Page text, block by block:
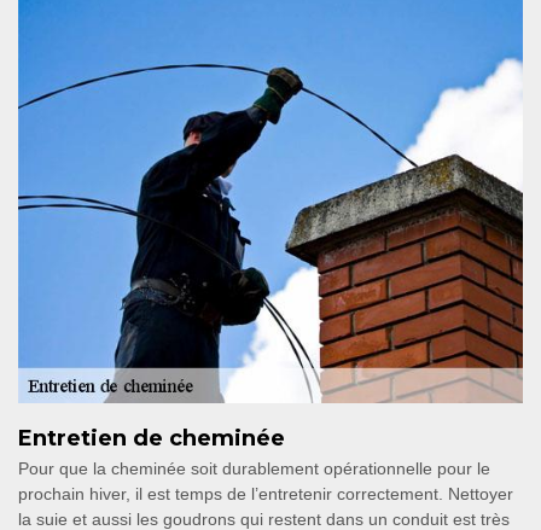
Entretien de cheminée
Pour que la cheminée soit durablement opérationnelle pour le
prochain hiver, il est temps de l’entretenir correctement. Nettoyer
la suie et aussi les goudrons qui restent dans un conduit est très